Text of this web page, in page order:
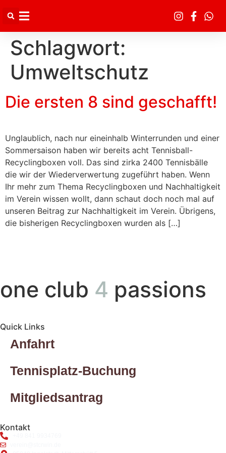
springen
Schlagwort:
Umweltschutz
Die ersten 8 sind geschafft!
Unglaublich, nach nur eineinhalb Winterrunden und einer
Sommersaison haben wir bereits acht Tennisball-
Recyclingboxen voll. Das sind zirka 2400 Tennisbälle
die wir der Wiederverwertung zugeführt haben. Wenn
Ihr mehr zum Thema Recyclingboxen und Nachhaltigkeit
im Verein wissen wollt, dann schaut doch noch mal auf
unseren Beitrag zur Nachhaltigkeit im Verein. Übrigens,
die bisherigen Recyclingboxen wurden als […]
one club 4 passions
Quick Links
Anfahrt
Tennisplatz-Buchung
Mitgliedsantrag
Kontakt